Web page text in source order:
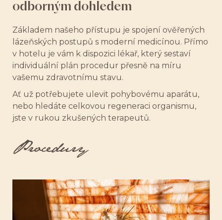
odborným dohledem
Základem našeho přístupu je spojení ověřených
lázeňských postupů s moderní medicínou. Přímo
v hotelu je vám k dispozici lékař, který sestaví
individuální plán procedur přesně na míru
vašemu zdravotnímu stavu.
Ať už potřebujete ulevit pohybovému aparátu,
nebo hledáte celkovou regeneraci organismu,
jste v rukou zkušených terapeutů.
Procedury